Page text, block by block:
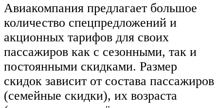
Авиакомпания предлагает большое
количество спецпредложений и
акционных тарифов для своих
пассажиров как с сезонными, так и
постоянными скидками. Размер
скидок зависит от состава пассажиров
(семейные скидки), их возраста